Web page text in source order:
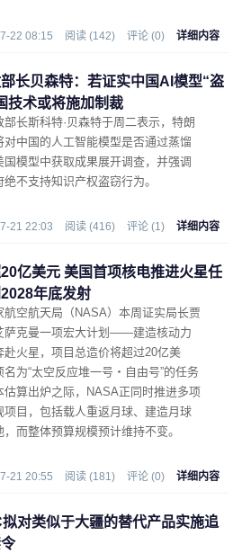
22 08:15 阅读 (142) 评论 (0) 详细内容
长贝森特：若证实中国AI模型“盗
技术或将施加制裁
部长斯科特·贝森特于周二表示，特朗
对中国的人工智能模型是否通过蒸馏
国模型中获取成果展开调查，并强调
不支持知识产权盗窃行为。
21 22:03 阅读 (416) 评论 (1) 详细内容
亿美元 美国首项核电推进火星任
年底发射
航空航天局（NASA）本周证实局长贾
萨克曼一项宏大计划——建造核动力
赴火星，项目总造价将超过20亿美
名为“太空反应堆一号・自由号”的任务
估算出炉之际，NASA正同时推进多项
项目，包括载人重返月球、建造月球
，而整体预算规模预计维持不变。
21 20:55 阅读 (181) 评论 (0) 详细内容
对类似于大疆的替代产品实施追